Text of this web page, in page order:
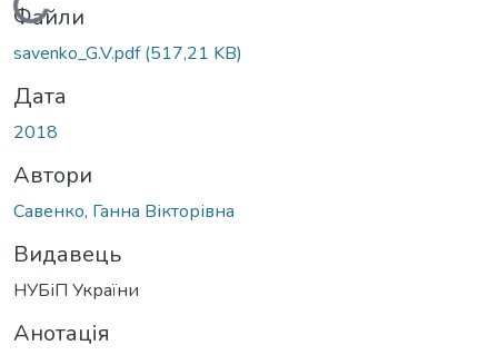
Вантажиться...
Файли
savenko_G.V.pdf(517,21 KB)
Дата
2018
Автори
Савенко, Ганна Вікторівна
Видавець
НУБіП України
Анотація